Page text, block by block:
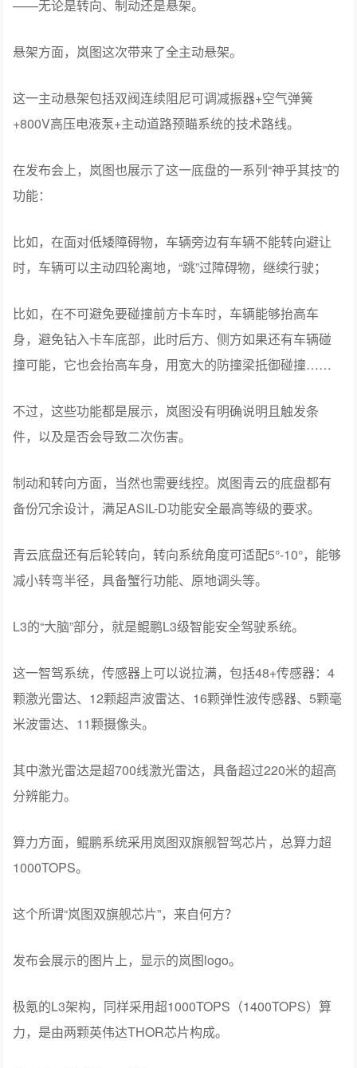
——无论是转向、制动还是悬架。
悬架方面，岚图这次带来了全主动悬架。
这一主动悬架包括双阀连续阻尼可调减振器+空气弹簧
+800V高压电液泵+主动道路预瞄系统的技术路线。
在发布会上，岚图也展示了这一底盘的一系列“神乎其技”的
功能：
比如，在面对低矮障碍物，车辆旁边有车辆不能转向避让
时，车辆可以主动四轮离地，“跳”过障碍物，继续行驶；
比如，在不可避免要碰撞前方卡车时，车辆能够抬高车
身，避免钻入卡车底部，此时后方、侧方如果还有车辆碰
撞可能，它也会抬高车身，用宽大的防撞梁抵御碰撞……
不过，这些功能都是展示，岚图没有明确说明且触发条
件，以及是否会导致二次伤害。
制动和转向方面，当然也需要线控。岚图青云的底盘都有
备份冗余设计，满足ASIL-D功能安全最高等级的要求。
青云底盘还有后轮转向，转向系统角度可适配5°-10°，能够
减小转弯半径，具备蟹行功能、原地调头等。
L3的“大脑”部分，就是鲲鹏L3级智能安全驾驶系统。
这一智驾系统，传感器上可以说拉满，包括48+传感器：4
颗激光雷达、12颗超声波雷达、16颗弹性波传感器、5颗毫
米波雷达、11颗摄像头。
其中激光雷达是超700线激光雷达，具备超过220米的超高
分辨能力。
算力方面，鲲鹏系统采用岚图双旗舰智驾芯片，总算力超
1000TOPS。
这个所谓“岚图双旗舰芯片”，来自何方？
发布会展示的图片上，显示的岚图logo。
极氪的L3架构，同样采用超1000TOPS（1400TOPS）算
力，是由两颗英伟达THOR芯片构成。